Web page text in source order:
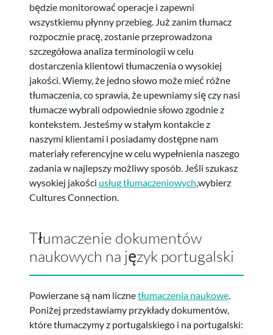
będzie monitorować operacje i zapewni
wszystkiemu płynny przebieg. Już zanim tłumacz
rozpocznie pracę, zostanie przeprowadzona
szczegółowa analiza terminologii w celu
dostarczenia klientowi tłumaczenia o wysokiej
jakości. Wiemy, że jedno słowo może mieć różne
tłumaczenia, co sprawia, że upewniamy się czy nasi
tłumacze wybrali odpowiednie słowo zgodnie z
kontekstem. Jesteśmy w stałym kontakcie z
naszymi klientami i posiadamy dostępne nam
materiały referencyjne w celu wypełnienia naszego
zadania w najlepszy możliwy sposób. Jeśli szukasz
wysokiej jakości usług tłumaczeniowych,wybierz
Cultures Connection.
Tłumaczenie dokumentów
naukowych na język portugalski
Powierzane są nam licznetłumaczenia naukowe.
Poniżej przedstawiamy przykłady dokumentów,
które tłumaczymy z portugalskiego i na portugalski: